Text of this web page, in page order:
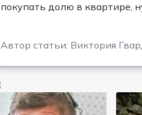
покупать долю в квартире,
Автор статьи: Виктория